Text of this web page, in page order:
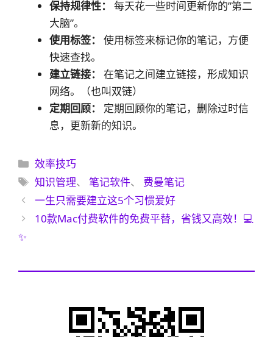
保持规律性：
每天花一些时间更新你的”第二
大脑”。
使用标签：
使用标签来标记你的笔记，方便
快速查找。
建立链接：
在笔记之间建立链接，形成知识
网络。（也叫双链）
定期回顾：
定期回顾你的笔记，删除过时信
息，更新新的知识。
分
类
效率技巧
标
知识管理、笔记软件、 费曼笔记
一生只需要建立这5个习惯爱好
10款Mac付费软件的免费平替，省钱又高效！💻
✨